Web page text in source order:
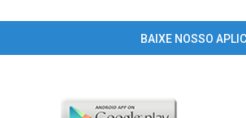
BAIXE NOSSO